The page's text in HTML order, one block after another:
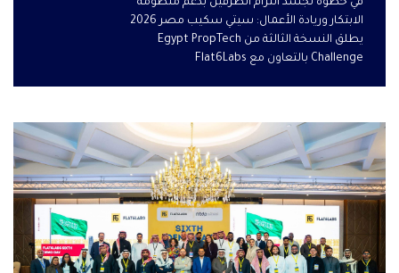
في خطوة تجسد التزام الطرفين بدعم منظومة
الابتكار وريادة الأعمال: سيتي سكيب مصر 2026
يطلق النسخة الثالثة من Egypt PropTech
Challenge بالتعاون مع Flat6Labs